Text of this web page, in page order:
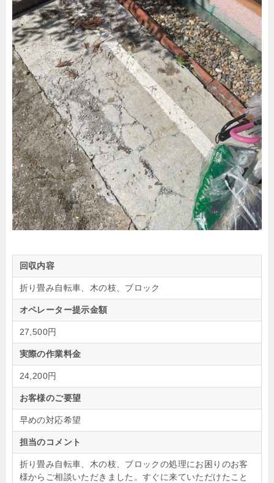
回収内容
折り畳み自転車、木の枝、ブロック
オペレーター提示金額
27,500円
実際の作業料金
24,200円
お客様のご要望
早めの対応希望
担当のコメント
折り畳み自転車、木の枝、ブロックの処理にお困りのお客
様からご相談いただきました。すぐに来ていただけたこと